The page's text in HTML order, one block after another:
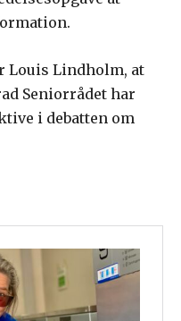
Louis Lindholm, at
Seniorrådet har
i debatten om